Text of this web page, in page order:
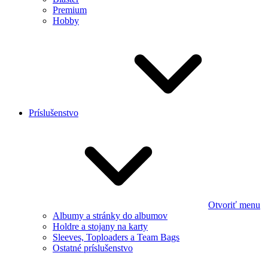
Premium
Hobby
Príslušenstvo
Otvoriť menu
Albumy a stránky do albumov
Holdre a stojany na karty
Sleeves, Toploaders a Team Bags
Ostatné príslušenstvo